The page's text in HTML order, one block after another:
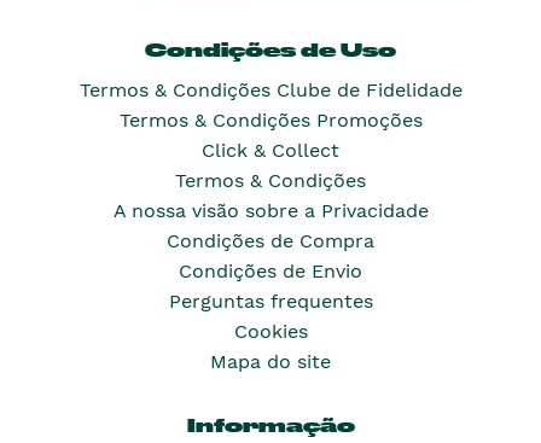
Condições de Uso
Termos & Condições Clube de Fidelidade
Termos & Condições Promoções
Click & Collect
Termos & Condições
A nossa visão sobre a Privacidade
Condições de Compra
Condições de Envio
Perguntas frequentes
Cookies
Mapa do site
Informação